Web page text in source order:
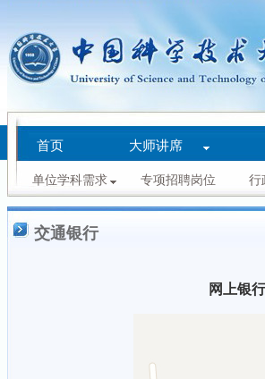
首页 大师讲席
单位学科需求 专项招聘岗位 行
交通银行
网上银行